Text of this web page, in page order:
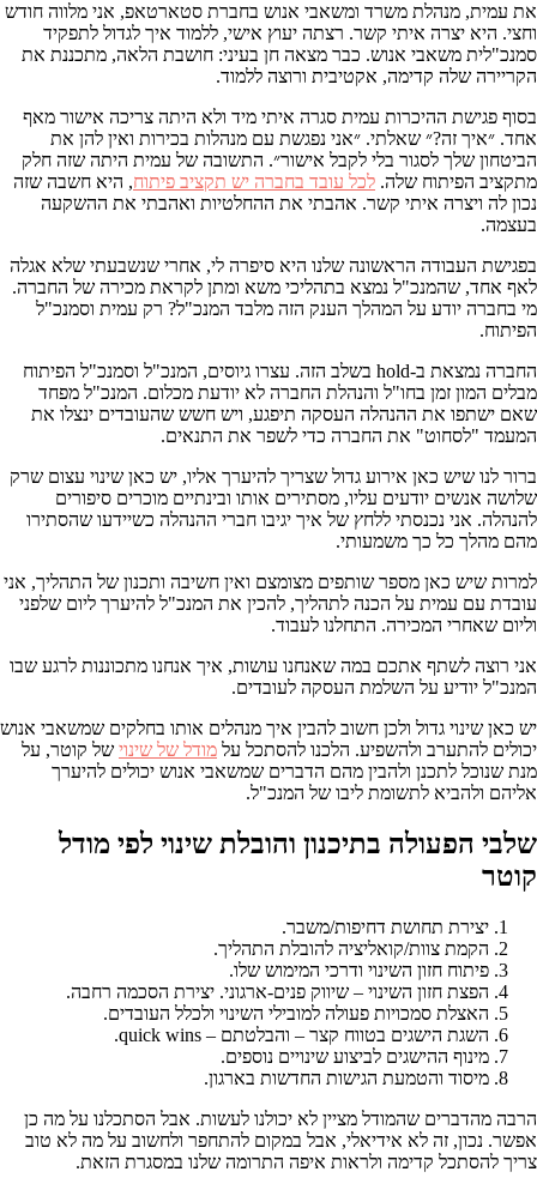
את עמית, מנהלת משרד ומשאבי אנוש בחברת סטארטאפ, אני מלווה חודש
וחצי. היא יצרה איתי קשר. רצתה יעוץ אישי, ללמוד איך לגדול לתפקיד
סמנכ"לית משאבי אנוש. כבר מצאה חן בעיני: חושבת הלאה, מתכננת את
הקריירה שלה קדימה, אקטיבית ורוצה ללמוד.
בסוף פגישת ההיכרות עמית סגרה איתי מיד ולא היתה צריכה אישור מאף
אחד. ״איך זה?״ שאלתי. ״אני נפגשת עם מנהלות בכירות ואין להן את
הביטחון שלך לסגור בלי לקבל אישור״. התשובה של עמית היתה שזה חלק
מתקציב הפיתוח שלה. לכל עובד בחברה יש תקציב פיתוח, היא חשבה שזה
נכון לה ויצרה איתי קשר. אהבתי את ההחלטיות ואהבתי את ההשקעה
בעצמה.
בפגישת העבודה הראשונה שלנו היא סיפרה לי, אחרי שנשבעתי שלא אגלה
לאף אחד, שהמנכ"ל נמצא בתהליכי משא ומתן לקראת מכירה של החברה.
מי בחברה יודע על המהלך הענק הזה מלבד המנכ"ל? רק עמית וסמנכ"ל
הפיתוח.
החברה נמצאת ב-hold בשלב הזה. עצרו גיוסים, המנכ"ל וסמנכ"ל הפיתוח
מבלים המון זמן בחו"ל והנהלת החברה לא יודעת מכלום. המנכ"ל מפחד
שאם ישתפו את ההנהלה העסקה תיפגע, ויש חשש שהעובדים ינצלו את
המעמד "לסחוט" את החברה כדי לשפר את התנאים.
ברור לנו שיש כאן אירוע גדול שצריך להיערך אליו, יש כאן שינוי עצום שרק
שלושה אנשים יודעים עליו, מסתירים אותו ובינתיים מוכרים סיפורים
להנהלה. אני נכנסתי ללחץ של איך יגיבו חברי ההנהלה כשיידעו שהסתירו
מהם מהלך כל כך משמעותי.
למרות שיש כאן מספר שותפים מצומצם ואין חשיבה ותכנון של התהליך, אני
עובדת עם עמית על הכנה לתהליך, להכין את המנכ"ל להיערך ליום שלפני
וליום שאחרי המכירה. התחלנו לעבוד.
אני רוצה לשתף אתכם במה שאנחנו עושות, איך אנחנו מתכוננות לרגע שבו
המנכ"ל יודיע על השלמת העסקה לעובדים.
יש כאן שינוי גדול ולכן חשוב להבין איך מנהלים אותו בחלקים שמשאבי אנוש
יכולים להתערב ולהשפיע. הלכנו להסתכל על מודל של שינוי של קוטר, על
מנת שנוכל לתכנן ולהבין מהם הדברים שמשאבי אנוש יכולים להיערך
אליהם ולהביא לתשומת ליבו של המנכ"ל.
שלבי הפעולה בתיכנון והובלת שינוי לפי מודל
קוטר
יצירת תחושת דחיפות/משבר.
הקמת צוות/קואליציה להובלת התהליך.
פיתוח חזון השינוי ודרכי המימוש שלו.
הפצת חזון השינוי – שיווק פנים-ארגוני. יצירת הסכמה רחבה.
האצלת סמכויות פעולה למובילי השינוי ולכלל העובדים.
השגת הישגים בטווח קצר – והבלטתם – quick wins.
מינוף ההישגים לביצוע שינויים נוספים.
מיסוד והטמעת הגישות החדשות בארגון.
הרבה מהדברים שהמודל מציין לא יכולנו לעשות. אבל הסתכלנו על מה כן
אפשר. נכון, זה לא אידיאלי, אבל במקום להתחפר ולחשוב על מה לא טוב
צריך להסתכל קדימה ולראות איפה התרומה שלנו במסגרת הזאת.